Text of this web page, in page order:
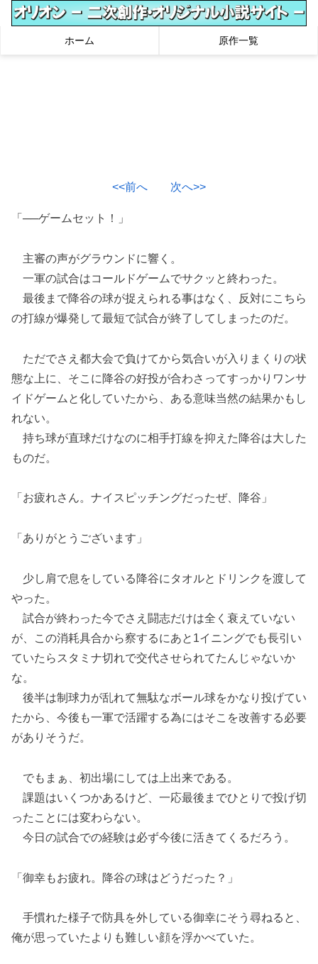
ホーム 原作一覧
<<前へ 次へ>>
「──ゲームセット！」
主審の声がグラウンドに響く。
一軍の試合はコールドゲームでサクッと終わった。
最後まで降谷の球が捉えられる事はなく、反対にこちら
の打線が爆発して最短で試合が終了してしまったのだ。
ただでさえ都大会で負けてから気合いが入りまくりの状
態な上に、そこに降谷の好投が合わさってすっかりワンサ
イドゲームと化していたから、ある意味当然の結果かもし
れない。
持ち球が直球だけなのに相手打線を抑えた降谷は大した
ものだ。
「お疲れさん。ナイスピッチングだったぜ、降谷」
「ありがとうございます」
少し肩で息をしている降谷にタオルとドリンクを渡して
やった。
試合が終わった今でさえ闘志だけは全く衰えていない
が、この消耗具合から察するにあと1イニングでも長引い
ていたらスタミナ切れで交代させられてたんじゃないか
な。
後半は制球力が乱れて無駄なボール球をかなり投げてい
たから、今後も一軍で活躍する為にはそこを改善する必要
がありそうだ。
でもまぁ、初出場にしては上出来である。
課題はいくつかあるけど、一応最後までひとりで投げ切
ったことには変わらない。
今日の試合での経験は必ず今後に活きてくるだろう。
「御幸もお疲れ。降谷の球はどうだった？」
手慣れた様子で防具を外している御幸にそう尋ねると、
俺が思っていたよりも難しい顔を浮かべていた。